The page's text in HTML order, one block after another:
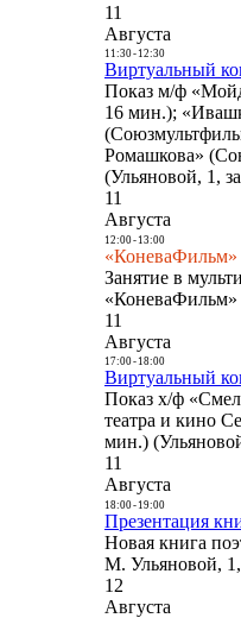
11
Августа
11:30- 12:30
Виртуальный
Показ м/ф
16 мин.);
Ромашкова»
(Ульяновой, 1,
11
Августа
12:00- 13:00
«КоневаФильм»
Занятие в
«КоневаФильм»
11
Августа
17:00- 18:00
Виртуальный
Показ х/ф
театра и кино
мин.)
11
Августа
18:00- 19:00
Презентация
Новая книга
М. Ульяновой,
12
Августа